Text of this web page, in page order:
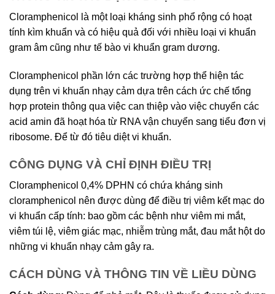
Cloramphenicol là một loại kháng sinh phổ rộng có hoạt
tính kìm khuẩn và có hiệu quả đối với nhiều loại vi khuẩn
gram âm cũng như tế bào vi khuẩn gram dương.
Cloramphenicol phần lớn các trường hợp thể hiện tác
dụng trên vi khuẩn nhạy cảm dựa trên cách ức chế tổng
hợp protein thông qua việc can thiệp vào việc chuyển các
acid amin đã hoạt hóa từ RNA vận chuyển sang tiểu đơn vị
ribosome. Để từ đó tiêu diệt vi khuẩn.
CÔNG DỤNG VÀ CHỈ ĐỊNH ĐIỀU TRỊ
Cloramphenicol 0,4% DPHN có chứa kháng sinh
cloramphenicol nên được dùng để điều trị viêm kết mạc do
vi khuẩn cấp tính: bao gồm các bệnh như viêm mi mắt,
viêm túi lệ, viêm giác mạc, nhiễm trùng mắt, đau mắt hột do
những vi khuẩn nhạy cảm gây ra.
CÁCH DÙNG VÀ THÔNG TIN VỀ LIỀU DÙNG